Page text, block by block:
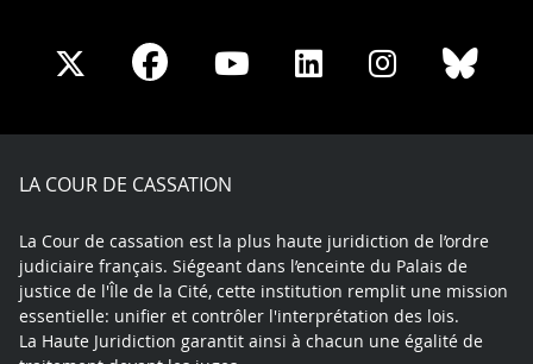
Share
X
Share
Facebook
Share
Youtube
Share
LinkedIn
Share
Instagram
LA COUR DE CASSATION
La Cour de cassation est la plus haute juridiction de l’ordre
judiciaire français. Siégeant dans l’enceinte du Palais de
justice de l'Île de la Cité, cette institution remplit une mission
essentielle: unifier et contrôler l'interprétation des lois.
La Haute Juridiction garantit ainsi à chacun une égalité de